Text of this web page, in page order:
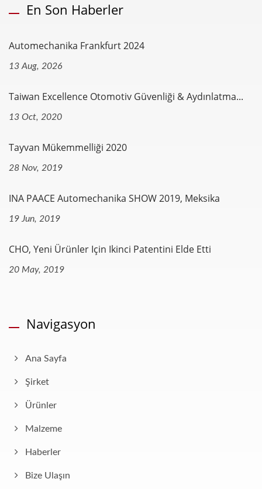
En Son Haberler
Automechanika Frankfurt 2024
13 Aug, 2026
Taiwan Excellence Otomotiv Güvenliği & Aydınlatma...
13 Oct, 2020
Tayvan Mükemmelliği 2020
28 Nov, 2019
INA PAACE Automechanika SHOW 2019, Meksika
19 Jun, 2019
CHO, Yeni Ürünler Için Ikinci Patentini Elde Etti
20 May, 2019
Navigasyon
Ana Sayfa
Şirket
Ürünler
Malzeme
Haberler
Bize Ulaşın